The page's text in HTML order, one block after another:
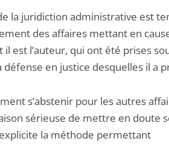
la juridiction administrative est
des affaires mettant en
est l’auteur, qui ont été prises
défense en justice desquelles il a
s’abstenir pour les autres
sérieuse de mettre en doute
la méthode permettant